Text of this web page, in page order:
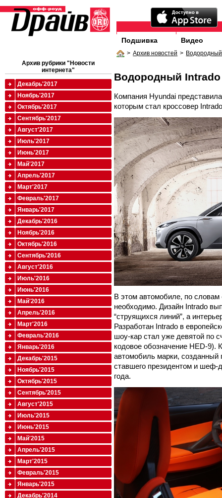
Подшивка Видео
> Архив новостей >
Водородный Intrado
Компания Hyundai
которым стал кроссовер
В этом автомобиле, по словам
необходимо. Дизайн Intrado
“струящихся линий”, а
Разработан Intrado в
шоу-кар стал уже девятой по
кодовое обозначение HED-9).
автомобиль марки,
ставшего президентом и шеф-
года.
Архив рубрики "Новости
интернета"
Декабрь'2017
Ноябрь'2017
Октябрь'2017
Сентябрь'2017
Август'2017
Июль'2017
Июнь'2017
Май'2017
Апрель'2017
Март'2017
Февраль'2017
Январь'2017
Декабрь'2016
Ноябрь'2016
Октябрь'2016
Сентябрь'2016
Август'2016
Июль'2016
Июнь'2016
Май'2016
Апрель'2016
Март'2016
Февраль'2016
Январь'2016
Декабрь'2015
Ноябрь'2015
Октябрь'2015
Сентябрь'2015
Август'2015
Июль'2015
Июнь'2015
Май'2015
Апрель'2015
Март'2015
Февраль'2015
Январь'2015
Декабрь'2014